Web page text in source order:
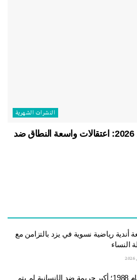
النشرات الشهریة
التقرير الشهري لـ أبريل 2026: اعتقالات واسعة النطاق ضد
أندية رياضية نسوية في يزد بالتزامن مع
النساء
مجزرة عام 1988؛ أكبر جريمة ضد الإنسانية لم يتم